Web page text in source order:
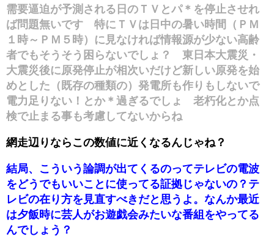
需要逼迫が予測される日のＴＶとパ＊を停止させれ
ば問題無いです 特にＴＶは日中の暑い時間（ＰＭ
１時～ＰＭ５時）に見なければ情報源が少ない高齢
者でもそうそう困らないでしょ？ 東日本大震災・
大震災後に原発停止が相次いだけど新しい原発を始
めとした（既存の種類の）発電所も作りもしないで
電力足りない！とか＊過ぎるでしょ 老朽化とか点
検で止まる事も考慮してないからね
網走辺りならこの数値に近くなるんじゃね？
結局、こういう論調が出てくるのってテレビの電波
をどうでもいいことに使ってる証拠じゃないの？テ
レビの在り方を見直すべきだと思うよ。なんか最近
は夕飯時に芸人がお遊戯会みたいな番組をやってる
んでしょう？